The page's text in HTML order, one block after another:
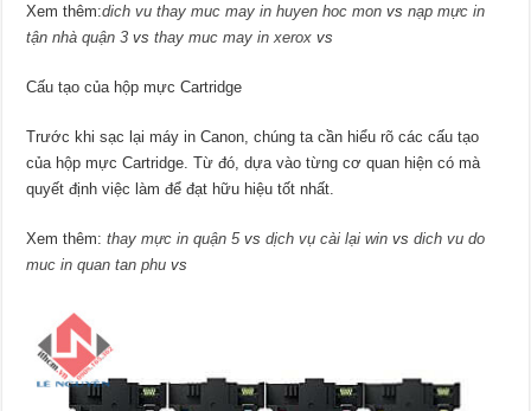
Xem thêm:dich vu thay muc may in huyen hoc mon vsnạp mực in
tận nhà quận 3 vsthay muc may in xerox vs
Cấu tạo của hộp mực Cartridge
Trước khi sạc lại máy in Canon, chúng ta cần hiểu rõ các cấu tạo
của hộp mực Cartridge. Từ đó, dựa vào từng cơ quan hiện có mà
quyết định việc làm để đạt hữu hiệu tốt nhất.
Xem thêm:thay mực in quận 5vsdịch vụ cài lại win vsdich vu do
muc in quan tan phu vs